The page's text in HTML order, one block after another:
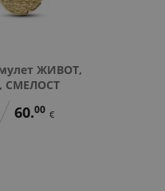
ЖИВОТ,
СМЕЛОСТ
60.00 €